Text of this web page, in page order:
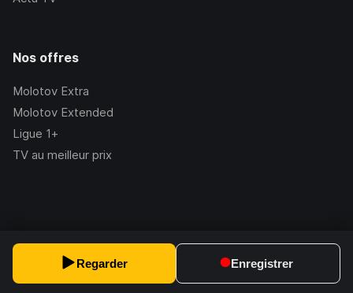
Regarder Enregistrer
Nos offres
Molotov Extra
Molotov Extended
Ligue 1+
TV au meilleur prix
2.228.1